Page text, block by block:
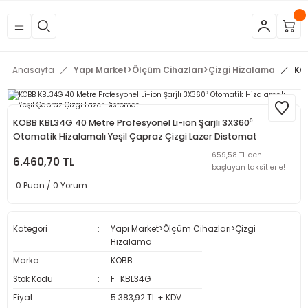
Makineleri
Makineleri
Makineleri
Makinesi
Makinesi
Makinaları
ve Penseler
Ürünleri
Anasayfa Yapı Market>Ölçüm Cihazları>Çizgi Hizalama
KOBB KBL34G 40 Metre Profesyonel Li-ion Şarjlı 3X360⁰
Otomatik Hizalamalı Yeşil Çapraz Çizgi Lazer Distomat
6.460,70 TL
659,58 TL den
başlayan taksitlerle!
0 Puan / 0 Yorum
Kategori
Yapı Market>Ölçüm Cihazları>Çizgi
Hizalama
Marka
KOBB
Stok Kodu
F_KBL34G
Fiyat
5.383,92 TL + KDV